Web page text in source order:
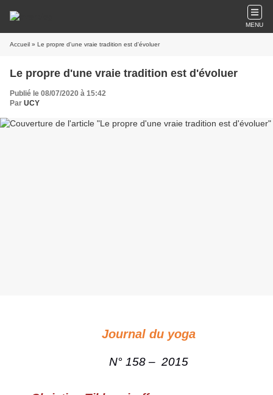
MENU
Accueil » Le propre d'une vraie tradition est d'évoluer
Le propre d'une vraie tradition est d'évoluer
Publié le 08/07/2020 à 15:42
Par UCY
Journal du yoga
N° 158 – 2015